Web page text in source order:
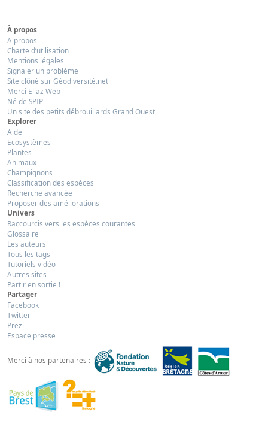
À propos
A propos
Charte d’utilisation
Mentions légales
Signaler un problème
Site clôné sur Géodiversité.net
Merci Eliaz Web
Né de SPIP
Un site des petits débrouillards Grand Ouest
Explorer
Aide
Ecosystèmes
Plantes
Animaux
Champignons
Classification des espèces
Recherche avancée
Proposer des améliorations
Univers
Raccourcis vers les espèces courantes
Glossaire
Les auteurs
Tous les tags
Tutoriels vidéo
Autres sites
Partir en sortie !
Partager
Facebook
Twitter
Prezi
Espace presse
Merci à nos partenaires :